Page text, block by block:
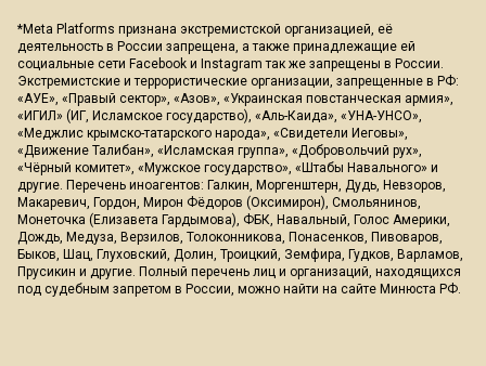
*Meta Platforms признана экстремистской организацией, её
деятельность в России запрещена, а также принадлежащие ей
социальные сети Facebook и Instagram так же запрещены в России.
Экстремистские и террористические организации, запрещенные в РФ:
«АУЕ», «Правый сектор», «Азов», «Украинская повстанческая армия»,
«ИГИЛ» (ИГ, Исламское государство), «Аль-Каида», «УНА-УНСО»,
«Меджлис крымско-татарского народа», «Свидетели Иеговы»,
«Движение Талибан», «Исламская группа», «Добровольчий рух»,
«Чёрный комитет», «Мужское государство», «Штабы Навального» и
другие. Перечень иноагентов: Галкин, Моргенштерн, Дудь, Невзоров,
Макаревич, Гордон, Мирон Фёдоров (Оксимирон), Смольянинов,
Монеточка (Елизавета Гардымова), ФБК, Навальный, Голос Америки,
Дождь, Медуза, Верзилов, Толоконникова, Понасенков, Пивоваров,
Быков, Шац, Глуховский, Долин, Троицкий, Земфира, Гудков, Варламов,
Прусикин и другие. Полный перечень лиц и организаций, находящихся
под судебным запретом в России, можно найти на сайте Минюста РФ.